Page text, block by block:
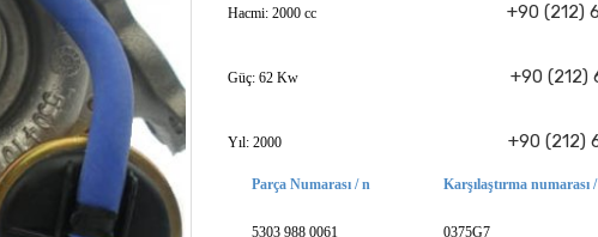
Hacmi: 2000 cc +90 (212)
Güç: 62 Kw +90 (212)
Yıl: 2000 +90 (212)
Parça Numarası / n
5303 988 0061
Karşılaştırma numarası
0375G7